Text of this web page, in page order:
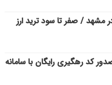
مشهد / صفر تا سود ترید ارز
کد رهگیری رایگان با سامانه